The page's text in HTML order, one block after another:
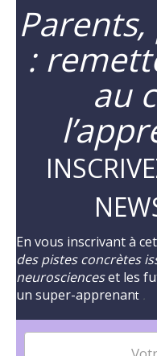
:
au
En vous inscrivant à
des pistes concrètes
neuroscienceset les
un super-apprenant .